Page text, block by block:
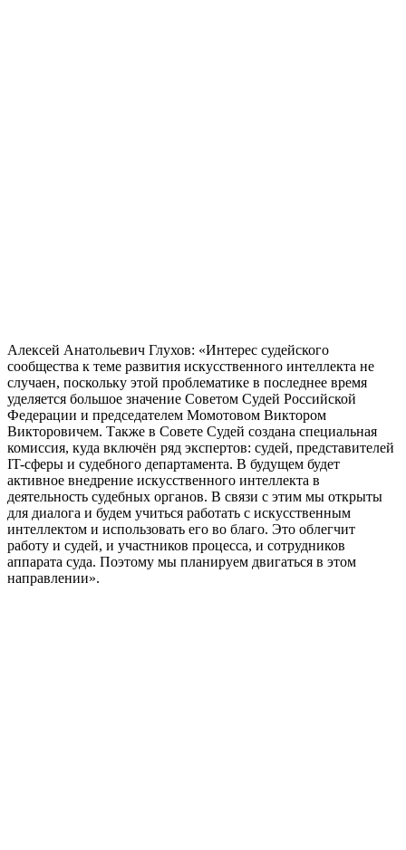
Алексей Анатольевич Глухов: «Интерес судейского
сообщества к теме развития искусственного интеллекта не
случаен, поскольку этой проблематике в последнее время
уделяется большое значение Советом Судей Российской
Федерации и председателем Момотовом Виктором
Викторовичем. Также в Совете Судей создана специальная
комиссия, куда включён ряд экспертов: судей, представителей
IT-сферы и судебного департамента. В будущем будет
активное внедрение искусственного интеллекта в
деятельность судебных органов. В связи с этим мы открыты
для диалога и будем учиться работать с искусственным
интеллектом и использовать его во благо. Это облегчит
работу и судей, и участников процесса, и сотрудников
аппарата суда. Поэтому мы планируем двигаться в этом
направлении».